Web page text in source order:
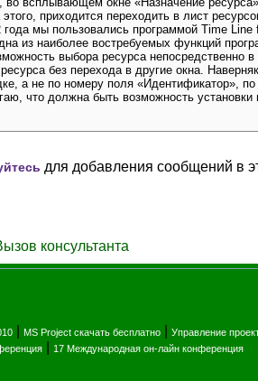
приходится переходить в лист
мы пользовались программой Time Line
из наиболее востребуемых функций
выбора ресурса непосредственно
без перехода в другие окна.
а не по номеру поля «Идентификатор»,
что должна быть возможность установки
для добавления сообщений в
MS Project скачать бесплатно Управление
| 17 Международная он-лайн конференция